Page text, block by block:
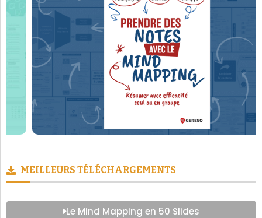
MEILLEURS TÉLÉCHARGEMENTS
Le Mind Mapping en 50 Slides